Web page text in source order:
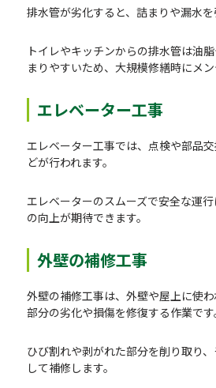
排水管が劣化すると、詰まりや漏水を
トイレやキッチンからの排水管は油
まりやすいため、大規模修繕時にメン
エレベーター工事
エレベーター工事では、点検や部品
どが行われます。
エレベーターのスムーズで安全な運
の向上が期待できます。
外壁の補修工事
外壁の補修工事は、外壁や屋上に使
部分の劣化や損傷を修復する作業です
ひび割れや剥がれた部分を削り取り
して補修します。